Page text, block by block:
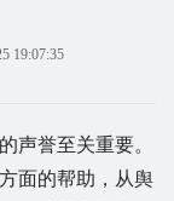
19:07:35
誉至关重要。
面的帮助，从舆